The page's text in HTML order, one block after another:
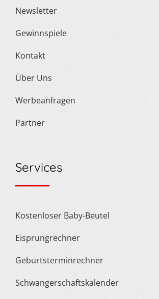
Newsletter
Gewinnspiele
Kontakt
Über Uns
Werbeanfragen
Partner
Services
Kostenloser Baby-Beutel
Eisprungrechner
Geburtsterminrechner
Schwangerschaftskalender